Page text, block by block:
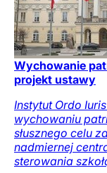
Wychowanie
projekt ustawy
Instytut Ordo
wychowaniu
słusznego celu
nadmiernej
sterowania